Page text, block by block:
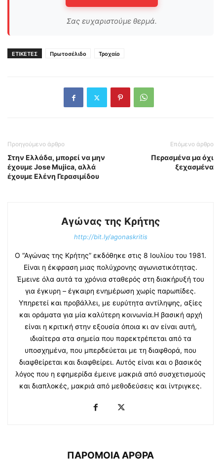
Σας ευχαριστούμε θερμά.
ΕΤΙΚΕΤΕΣ Πρωτοσέλιδο Τροχαίο
Προηγούμενο άρθρο
Στην Ελλάδα, μπορεί να μην
έχουμε Jose Mujica, αλλά
έχουμε Ελένη Γερασιμίδου
Επόμενο άρθρο
Περασμένα μα όχι
ξεχασμένα
Αγώνας της Κρήτης
http://bit.ly/agonaskritis
Ο “Αγώνας της Κρήτης” εκδόθηκε στις 8 Ιουλίου του 1981.
Είναι η έκφραση μιας πολύχρονης αγωνιστικότητας.
Έμεινε όλα αυτά τα χρόνια σταθερός στη διακήρυξή του
για έγκυρη – έγκαιρη ενημέρωση χωρίς παρωπίδες.
Υπηρετεί και προβάλλει, με ευρύτητα αντίληψης, αξίες
και οράματα για μία καλύτερη κοινωνία.Η βασική αρχή
είναι η κριτική στην εξουσία όποια κι αν είναι αυτή,
ιδιαίτερα στα σημεία που παρεκτρέπεται από τα
υποσχημένα, που μπερδεύεται με τη διαφθορά, που
διαφθείρεται και διαφθείρει. Αυτός είναι και ο βασικός
λόγος που η εφημερίδα έμεινε μακριά από συσχετισμούς
και διαπλοκές, μακριά από μεθοδεύσεις και ίντριγκες.
ΠΑΡΟΜΟΙΑ ΑΡΘΡΑ